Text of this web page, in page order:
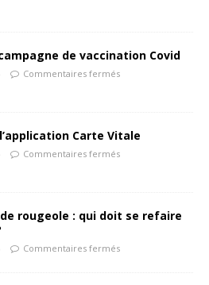
de vaccination Covid
Commentaires fermés
Carte Vitale
Commentaires fermés
rougeole : qui doit se refaire
Commentaires fermés